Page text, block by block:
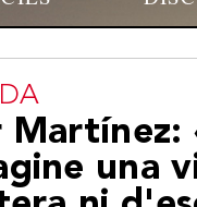
una